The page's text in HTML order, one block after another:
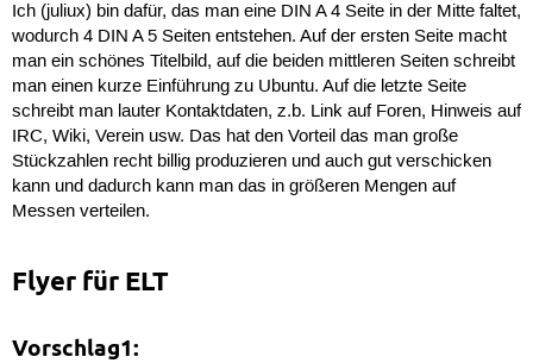
Ich (juliux) bin dafür, das man eine DIN A 4 Seite in der Mitte faltet,
wodurch 4 DIN A 5 Seiten entstehen. Auf der ersten Seite macht
man ein schönes Titelbild, auf die beiden mittleren Seiten schreibt
man einen kurze Einführung zu Ubuntu. Auf die letzte Seite
schreibt man lauter Kontaktdaten, z.b. Link auf Foren, Hinweis auf
IRC, Wiki, Verein usw. Das hat den Vorteil das man große
Stückzahlen recht billig produzieren und auch gut verschicken
kann und dadurch kann man das in größeren Mengen auf
Messen verteilen.
Flyer für ELT
Vorschlag1: